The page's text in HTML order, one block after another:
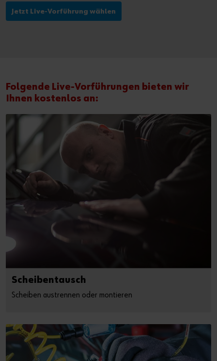
Verkauf nur an Gewerbetreibende
Jetzt Live-Vorführung wählen
Folgende Live-Vorführungen bieten wir
Ihnen kostenlos an:
Scheibentausch
Scheiben austrennen oder montieren